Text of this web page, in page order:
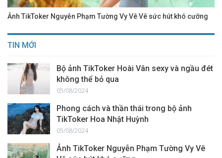
Ảnh TikToker Nguyễn Phạm Tường Vy Vê Vê sức hút khó cưỡng
TIN MỚI
Bộ ảnh TikToker Hoài Vân sexy và ngầu đét
không thể bỏ qua
05/08/2024
Phong cách và thần thái trong bộ ảnh
TikToker Hoa Nhật Huỳnh
05/08/2024
Ảnh TikToker Nguyễn Phạm Tường Vy Vê